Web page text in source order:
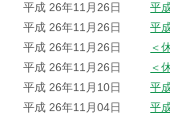
平成 26年11月26日
平
平成 26年11月26日
平
平成 26年11月26日
＜
平成 26年11月26日
＜
平成 26年11月10日
平
平成 26年11月04日
平